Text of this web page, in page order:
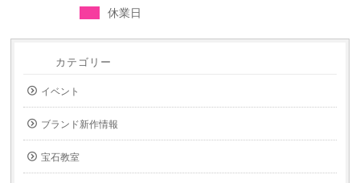
休業日
カテゴリー
イベント
ブランド新作情報
宝石教室